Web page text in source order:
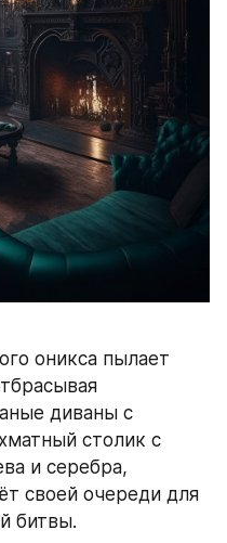
оникса пылает
диваны с
столик с
и серебра,
своей очереди для
битвы.